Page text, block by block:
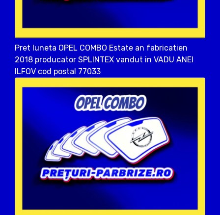
Pret luneta OPEL COMBO Estate an fabricatien
2018 producator SPLINTEX vandut in VADU ANEI
ILFOV cod postal 77033